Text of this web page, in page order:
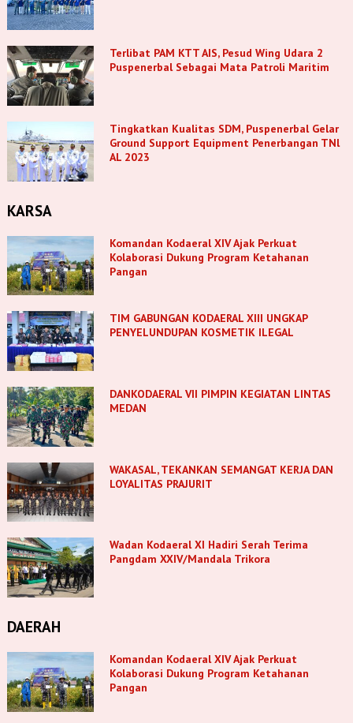
Terlibat PAM KTT AIS, Pesud Wing Udara 2
Puspenerbal Sebagai Mata Patroli Maritim
Tingkatkan Kualitas SDM, Puspenerbal Gelar
Ground Support Equipment Penerbangan TNl
AL 2023
KARSA
Komandan Kodaeral XIV Ajak Perkuat
Kolaborasi Dukung Program Ketahanan
Pangan
TIM GABUNGAN KODAERAL XIII UNGKAP
PENYELUNDUPAN KOSMETIK ILEGAL
DANKODAERAL VII PIMPIN KEGIATAN LINTAS
MEDAN
WAKASAL, TEKANKAN SEMANGAT KERJA DAN
LOYALITAS PRAJURIT
Wadan Kodaeral XI Hadiri Serah Terima
Pangdam XXIV/Mandala Trikora
DAERAH
Komandan Kodaeral XIV Ajak Perkuat
Kolaborasi Dukung Program Ketahanan
Pangan